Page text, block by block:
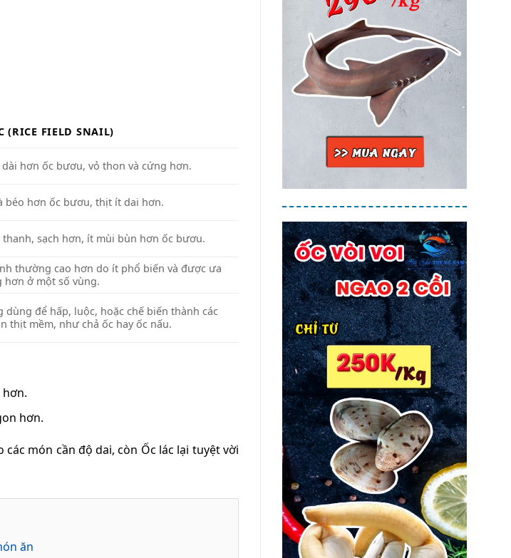
(RICE FIELD SNAIL)
dài hơn ốc bươu, vỏ thon và cứng hơn.
béo hơn ốc bươu, thịt ít dai hơn.
sạch hơn, ít mùi bùn hơn ốc bươu.
thường cao hơn do ít phổ biến và được ưa
hơn ở một số vùng.
dùng để hấp, luộc, hoặc chế biến thành các
thịt mềm, nhưchả ốc hay ốc nấu.
hơn.
món cần độ dai, còn Ốc lác lại tuyệt vời
ăn